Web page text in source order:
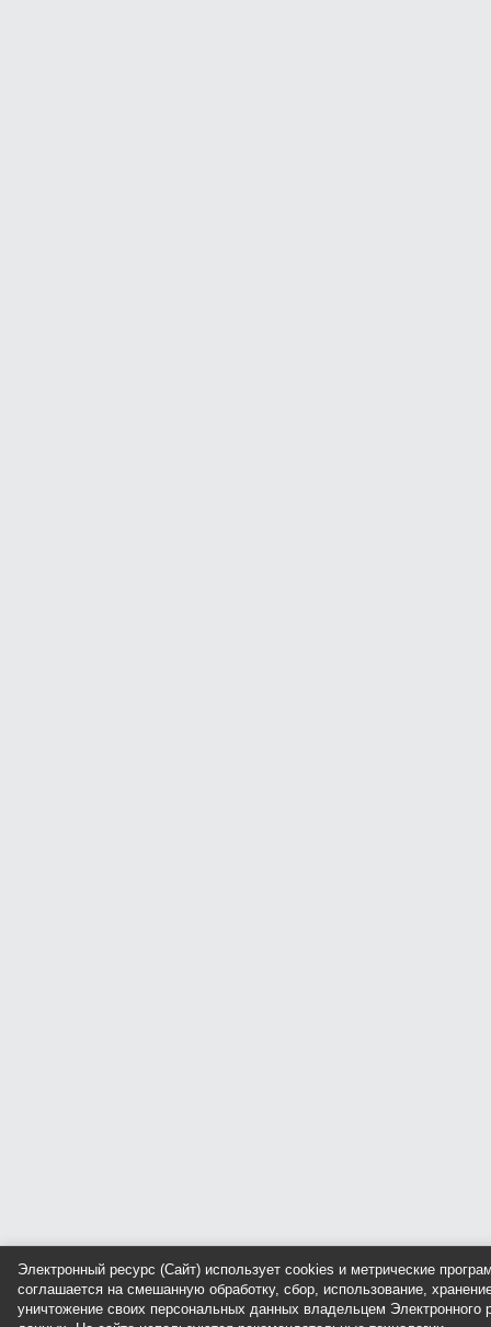
Электронный ресурс (Сайт) использует cookies и метрические
соглашается на смешанную обработку, сбор, использование,
уничтожение своих персональных данных владельцем Электронного